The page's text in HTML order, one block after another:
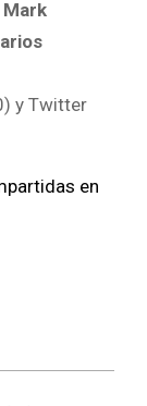
Mark
y Twitter
en